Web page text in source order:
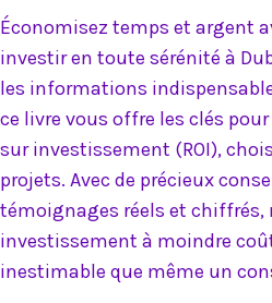
Économisez temps et argent
investir en toute sérénité à
les informations
ce livre vous offre les clés
sur investissement (ROI),
projets. Avec de précieux
témoignages réels et chiffrés,
investissement à moindre
inestimable que même un